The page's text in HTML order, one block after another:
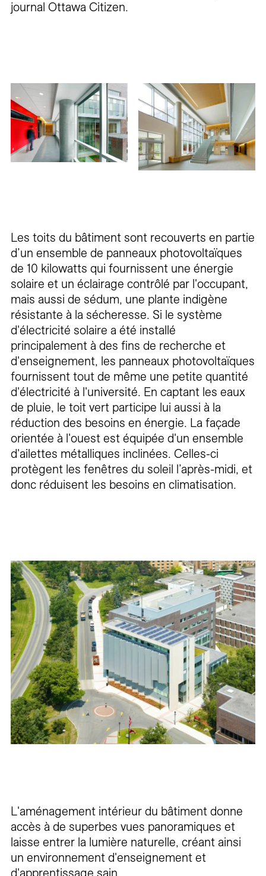
journal Ottawa Citizen.
Les toits du bâtiment sont recouverts en partie
d’un ensemble de panneaux photovoltaïques
de 10 kilowatts qui fournissent une énergie
solaire et un éclairage contrôlé par l'occupant,
mais aussi de sédum, une plante indigène
résistante à la sécheresse. Si le système
d'électricité solaire a été installé
principalement à des fins de recherche et
d'enseignement, les panneaux photovoltaïques
fournissent tout de même une petite quantité
d'électricité à l'université. En captant les eaux
de pluie, le toit vert participe lui aussi à la
réduction des besoins en énergie. La façade
orientée à l'ouest est équipée d'un ensemble
d'ailettes métalliques inclinées. Celles-ci
protègent les fenêtres du soleil l’après-midi, et
donc réduisent les besoins en climatisation.
L'aménagement intérieur du bâtiment donne
accès à de superbes vues panoramiques et
laisse entrer la lumière naturelle, créant ainsi
un environnement d'enseignement et
d'apprentissage sain.